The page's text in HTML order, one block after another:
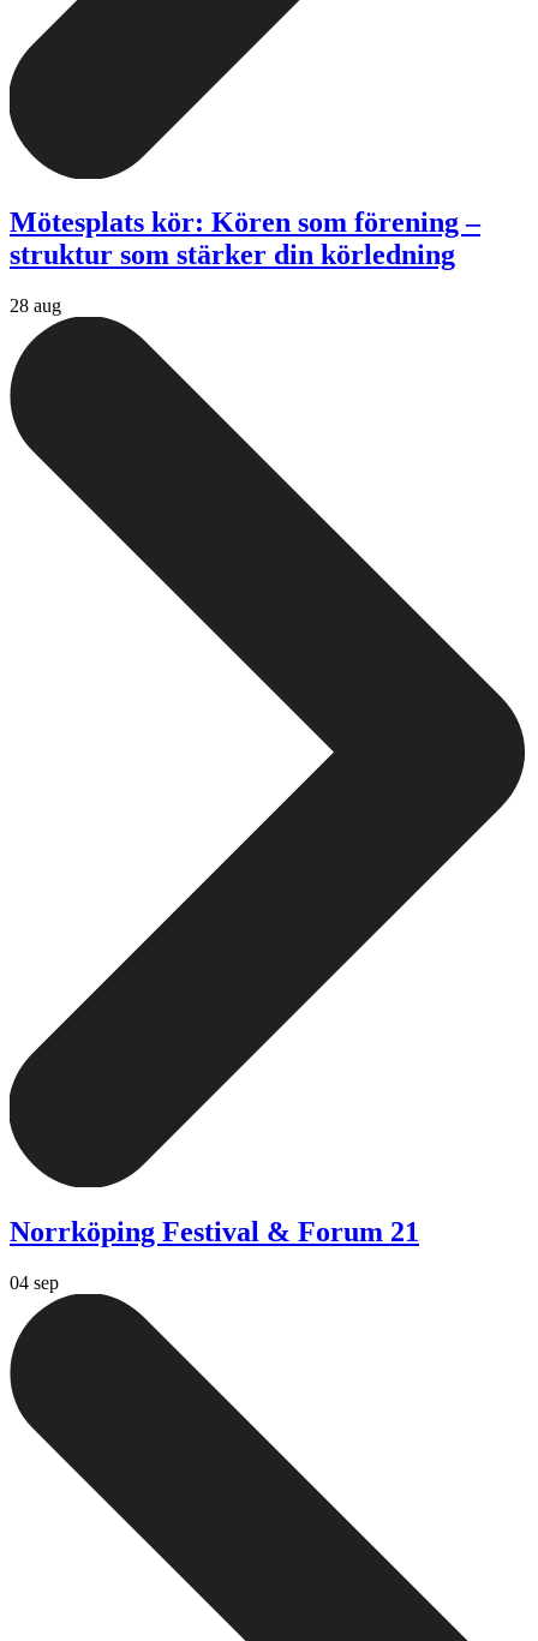
Mötesplats kör: Kören som förening –
struktur som stärker din körledning
28 aug
Norrköping Festival & Forum 21
04 sep